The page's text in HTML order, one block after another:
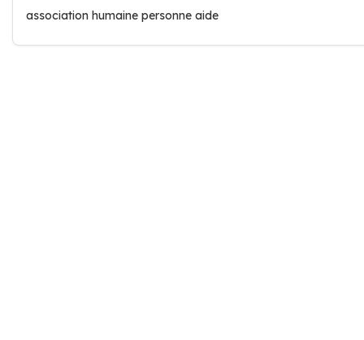
association humaine personne aide